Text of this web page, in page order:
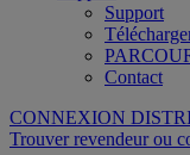
Support
Contact
CONNEXION
Trouver revendeur ou